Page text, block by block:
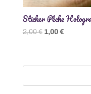
Sticker Pêche
2,00€ Le
était :
1,00 €Le
est :